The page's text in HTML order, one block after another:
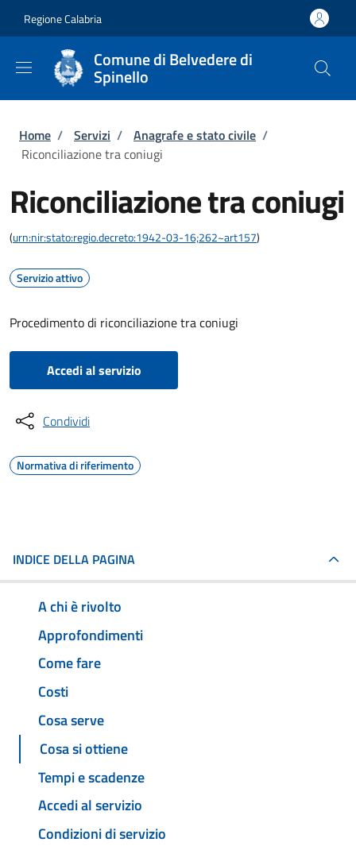
Regione Calabria
Comune di Belvedere di
Spinello
Briciole di pane
Home / Servizi / Anagrafe e stato civile /
Riconciliazione tra coniugi
Riconciliazione tra coniugi
(urn:nir:stato:regio.decreto:1942-03-16;262~art157)
Servizio attivo
Procedimento di riconciliazione tra coniugi
Accedi al servizio
Condividi
Normativa di riferimento
INDICE DELLA PAGINA
A chi è rivolto
Approfondimenti
Come fare
Costi
Cosa serve
Cosa si ottiene
Tempi e scadenze
Accedi al servizio
Condizioni di servizio